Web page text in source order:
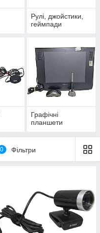
Рулі, джойстики,
геймпади
Графічні
планшети
0 Фільтри